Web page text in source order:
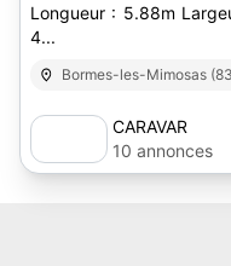
Longueur : 5.88m
4...
Bormes-les-Mimosas
CARAVAR
10 annonces